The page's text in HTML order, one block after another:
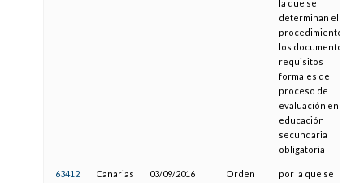
la que se
determinan el
procedimiento y
los documentos y
requisitos
formales del
proceso de
evaluación en la
educación
secundaria
obligatoria
63412 Canarias 03/09/2016 Orden
por la que se